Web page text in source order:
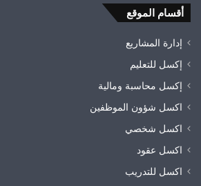
أقسام الموقع
إدارة المشاريع
إكسل للتعليم
إكسل محاسبة ومالية
اكسل شؤون الموظفين
اكسل شخصي
اكسل عقود
اكسل للتدريب